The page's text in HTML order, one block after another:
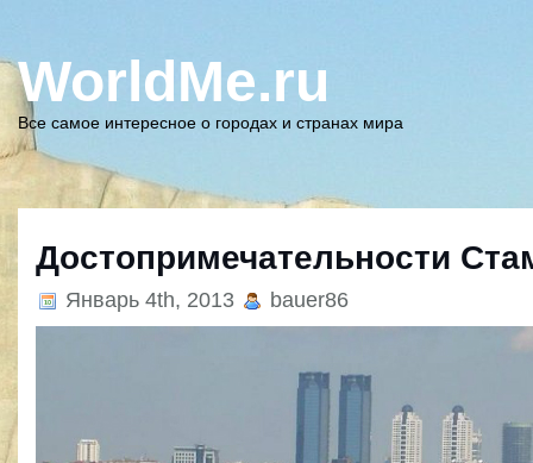
WorldMe.ru
Все самое интересное о городах и странах мира
Достопримечательности
Январь 4th, 2013 bauer86